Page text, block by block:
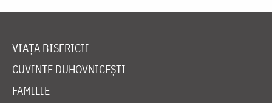
VIAȚA BISERICII
CUVINTE DUHOVNICEȘTI
FAMILIE